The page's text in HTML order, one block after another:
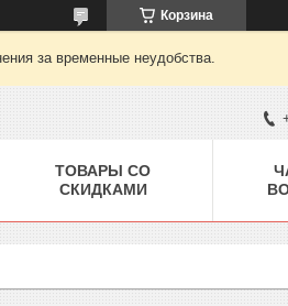
Корзина
за временные неудобства.
ТОВАРЫ СО
СКИДКАМИ